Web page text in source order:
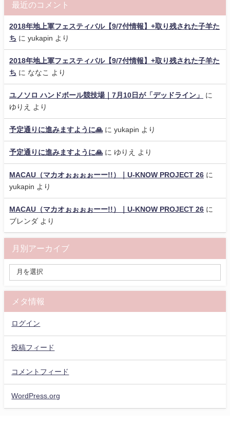
最近のコメント
2018年地上軍フェスティバル【9/7付情報】+取り残された子羊た
ち に yukapin より
2018年地上軍フェスティバル【9/7付情報】+取り残された子羊た
ち に ななこ より
ユノソロ ハンドボール競技場｜7月10日が「デッドライン」
に
ゆりえ
より
予定通りに進みますように🙏 に yukapin より
予定通りに進みますように🙏 に ゆりえ より
MACAU（マカオぉぉぉぉーー!!）｜U-KNOW PROJECT 26 に
yukapin より
MACAU（マカオぉぉぉぉーー!!）｜U-KNOW PROJECT 26 に
ブレンダ より
月別アーカイブ
メタ情報
ログイン
投稿フィード
コメントフィード
WordPress.org